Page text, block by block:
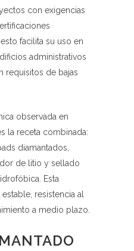
con exigencias
facilita su uso en
administrativos
requisitos de bajas
observada en
la receta combinada:
diamantados,
de litio y sellado
Esta
resistencia al
a medio plazo.